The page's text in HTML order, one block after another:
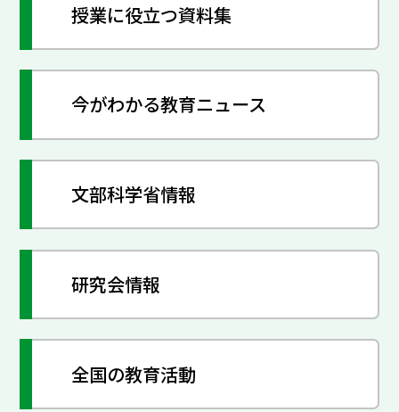
授業に役立つ資料集
今がわかる教育ニュース
文部科学省情報
研究会情報
全国の教育活動